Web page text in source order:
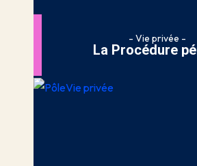
- Vie privée -
La Procédure